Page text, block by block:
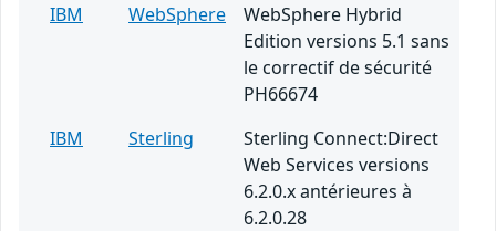
IBM
WebSphere
WebSphere Hybrid
Edition versions 5.1 sans
le correctif de sécurité
PH66674
IBM
Sterling
Sterling Connect:Direct
Web Services versions
6.2.0.x antérieures à
6.2.0.28